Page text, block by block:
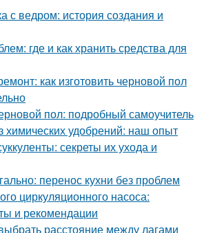
с ведром: история создания и
где и как хранить средства для
как изготовить черновой пол
пол: подробный самоучитель
химических удобрений: наш опыт
секреты их ухода и
перенос кухни без проблем
циркуляционного насоса:
и рекомендации
расстояние между лагами